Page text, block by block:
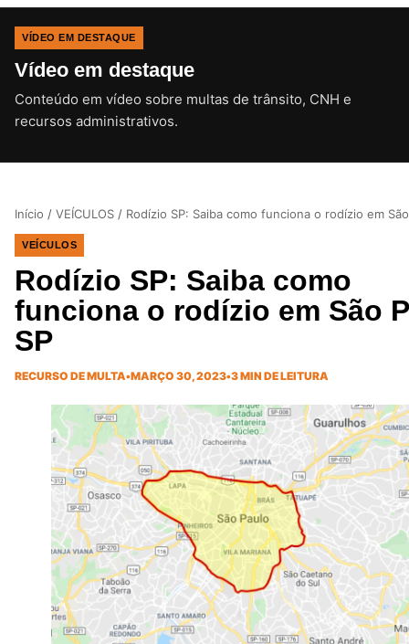
VÍDEO EM DESTAQUE
Vídeo em destaque
Conteúdo em vídeo sobre multas de trânsito, CNH e
recursos administrativos.CLIQUE PARA ATIVAR O SOM
Início / VEÍCULOS / Rodízio SP: Saiba como funciona o rodízio em
VEÍCULOS
Rodízio SP: Saiba como
funciona o rodízio em São
SP
RECURSO DE MULTA•MARÇO 30, 2023•3 MIN DE LEITURA